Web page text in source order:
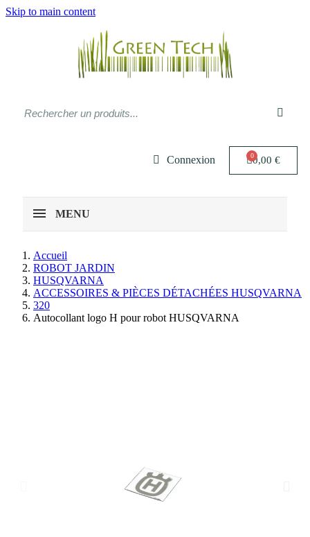
Skip to main content
Connexion 0,00 €
MENU
Accueil
ROBOT JARDIN
HUSQVARNA
ACCESSOIRES & PIÈCES DÉTACHÉES HUSQVARNA
320
Autocollant logo H pour robot HUSQVARNA